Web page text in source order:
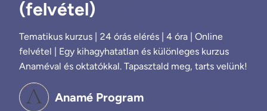
(felvétel)
Tematikus kurzus | 24 órás elérés | 4 óra | Online
felvétel | Egy kihagyhatatlan és különleges kurzus
Anaméval és oktatókkal. Tapasztald meg, tarts velünk!
Anamé Program